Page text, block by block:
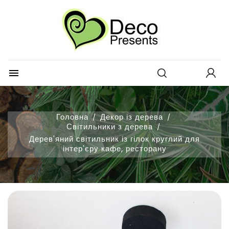
Додати до списку обраних
add_circle_outline Create new list
Створити список бажань
Назва списку бажань
Відміна Створити список бажань
Вам потрібно увійти, щоб зберегти товари у своєму списку
Відміна Увійти

Головна
Декор із дерева
Світильники з дерева
Дерев'яний світильник із гілок круглий для
інтер'єру кафе, ресторану